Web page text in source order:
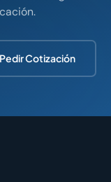
Pedir Cotización